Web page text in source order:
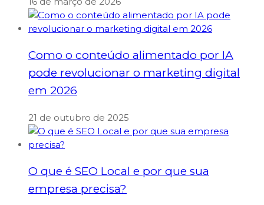
Como o conteúdo alimentado por IA
pode revolucionar o marketing digital
em 2026
21 de outubro de 2025
O que é SEO Local e por que sua
empresa precisa?